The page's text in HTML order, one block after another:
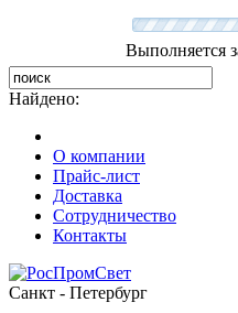
Выполняется
Найдено:
О компании
Прайс-лист
Доставка
Сотрудничество
Контакты
Санкт - Петербург